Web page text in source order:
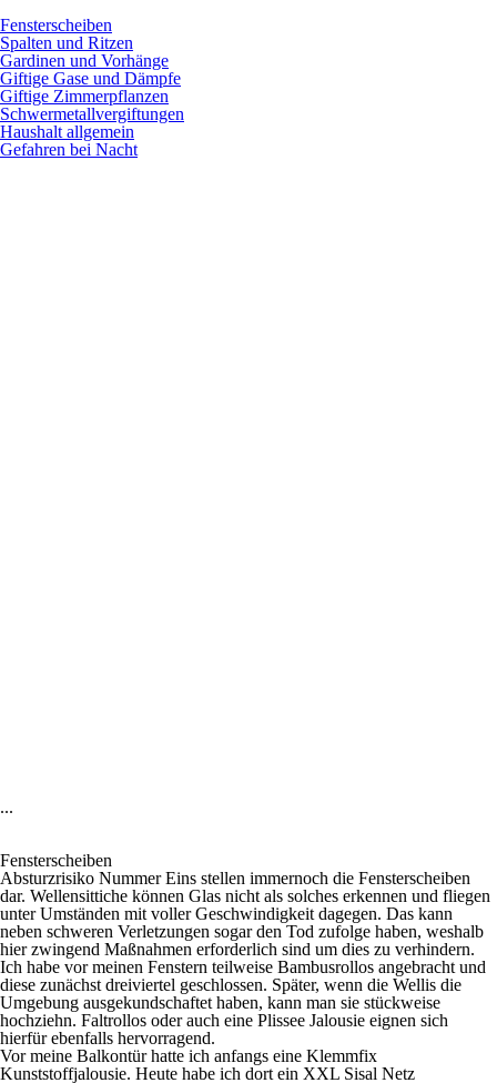
Fensterscheiben
Spalten und Ritzen
Gardinen und Vorhänge
Giftige Gase und Dämpfe
Giftige Zimmerpflanzen
Schwermetallvergiftungen
Haushalt allgemein
Gefahren bei Nacht
...
Fensterscheiben
Absturzrisiko Nummer Eins stellen immernoch die Fensterscheiben
dar. Wellensittiche können Glas nicht als solches erkennen und fliegen
unter Umständen mit voller Geschwindigkeit dagegen. Das kann
neben schweren Verletzungen sogar den Tod zufolge haben, weshalb
hier zwingend Maßnahmen erforderlich sind um dies zu verhindern.
Ich habe vor meinen Fenstern teilweise Bambusrollos angebracht und
diese zunächst dreiviertel geschlossen. Später, wenn die Wellis die
Umgebung ausgekundschaftet haben, kann man sie stückweise
hochziehn. Faltrollos oder auch eine Plissee Jalousie eignen sich
hierfür ebenfalls hervorragend.
Vor meine Balkontür hatte ich anfangs eine Klemmfix
Kunststoffjalousie. Heute habe ich dort ein XXL Sisal Netz